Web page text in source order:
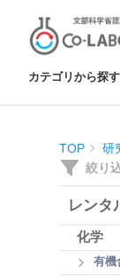
カテゴリから探す
TOP 研
絞り
レンタ
化学
有機